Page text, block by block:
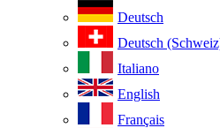
Deutsch
Deutsch
Italiano
English
Français